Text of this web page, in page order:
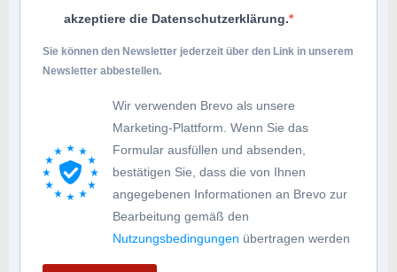
akzeptiere die Datenschutzerklärung.
Sie können den Newsletter jederzeit über den Link in unserem
Newsletter abbestellen.
Wir verwenden Brevo als unsere
Marketing-Plattform. Wenn Sie das
Formular ausfüllen und absenden,
bestätigen Sie, dass die von Ihnen
angegebenen Informationen an Brevo zur
Bearbeitung gemäß den
Nutzungsbedingungen übertragen werden